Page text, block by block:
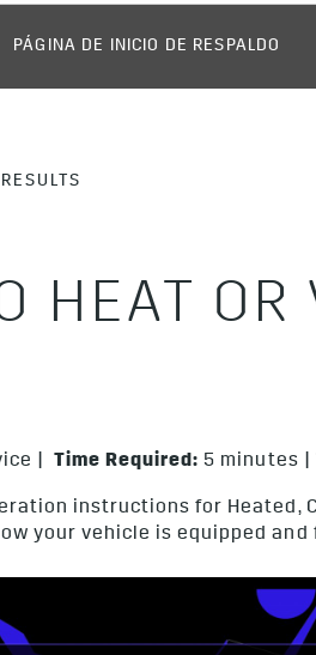
PÁGINA DE INICIO DE RESPALDO